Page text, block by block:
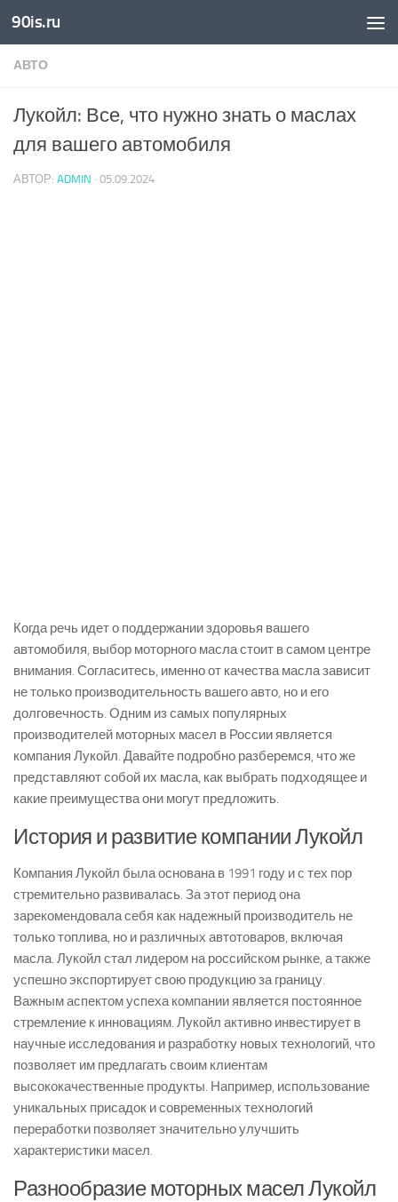
Skip to content
90is.ru
АВТО
Лукойл: Все, что нужно знать о маслах
для вашего автомобиля
АВТОР: ADMIN · 05.09.2024
Когда речь идет о поддержании здоровья вашего
автомобиля, выбор моторного масла стоит в самом центре
внимания. Согласитесь, именно от качества масла зависит
не только производительность вашего авто, но и его
долговечность. Одним из самых популярных
производителей моторных масел в России является
компания Лукойл. Давайте подробно разберемся, что же
представляют собой их масла, как выбрать подходящее и
какие преимущества они могут предложить.
История и развитие компании Лукойл
Компания Лукойл была основана в 1991 году и с тех пор
стремительно развивалась. За этот период она
зарекомендовала себя как надежный производитель не
только топлива, но и различных автотоваров, включая
масла. Лукойл стал лидером на российском рынке, а также
успешно экспортирует свою продукцию за границу.
Важным аспектом успеха компании является постоянное
стремление к инновациям. Лукойл активно инвестирует в
научные исследования и разработку новых технологий, что
позволяет им предлагать своим клиентам
высококачественные продукты. Например, использование
уникальных присадок и современных технологий
переработки позволяет значительно улучшить
характеристики масел.
Разнообразие моторных масел Лукойл